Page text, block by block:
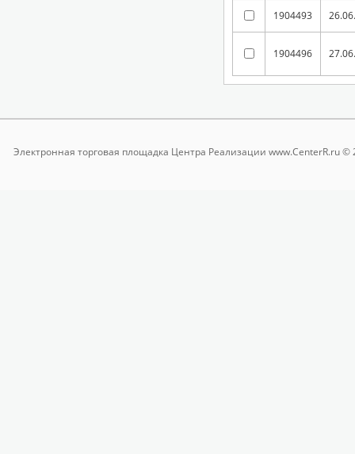
1904493
1904496
Электронная торговая площадка Центра Реализации www.CenterR.ru ©